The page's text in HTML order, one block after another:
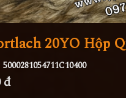
20YO Hộp
5000281054711C10400
đ